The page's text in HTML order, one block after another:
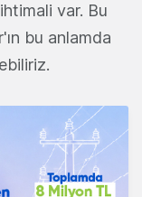
ihtimali var. Bu
bu anlamda